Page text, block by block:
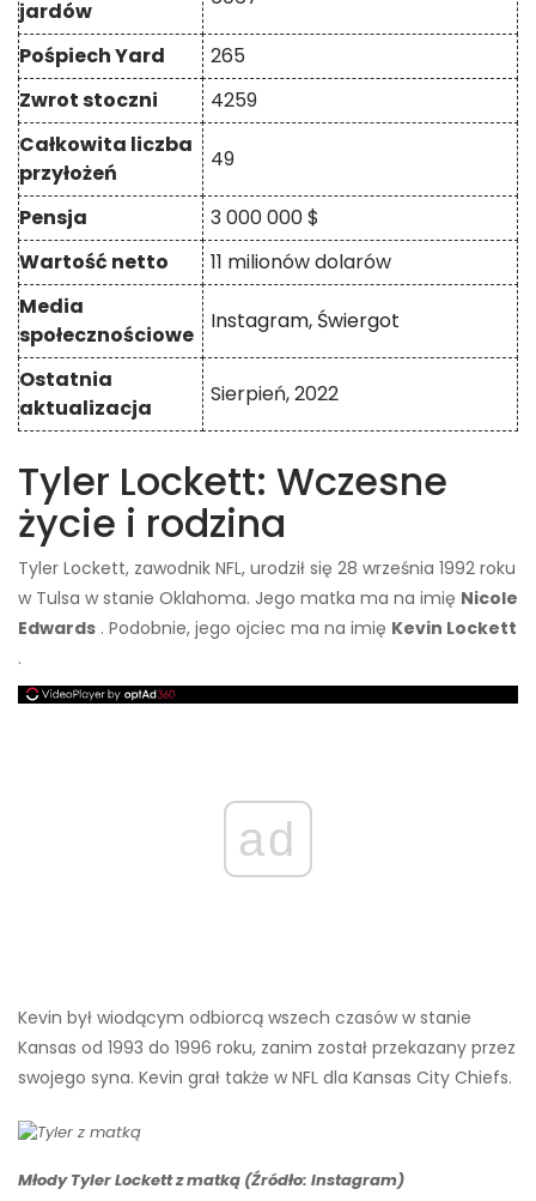
jardów
Pośpiech Yard
265
Zwrot stoczni
4259
Całkowita liczba
przyłożeń
49
Pensja
3 000 000 $
Wartość netto
11 milionów dolarów
Media
społecznościowe
Instagram, Świergot
Ostatnia
aktualizacja
Sierpień, 2022
Tyler Lockett: Wczesne
życie i rodzina
Tyler Lockett, zawodnik NFL, urodził się 28 września 1992 roku
w Tulsa w stanie Oklahoma. Jego matka ma na imię Nicole
Edwards . Podobnie, jego ojciec ma na imię Kevin Lockett
.
ad
Kevin był wiodącym odbiorcą wszech czasów w stanie
Kansas od 1993 do 1996 roku, zanim został przekazany przez
swojego syna. Kevin grał także w NFL dla Kansas City Chiefs.
Młody Tyler Lockett z matką (Źródło: Instagram)